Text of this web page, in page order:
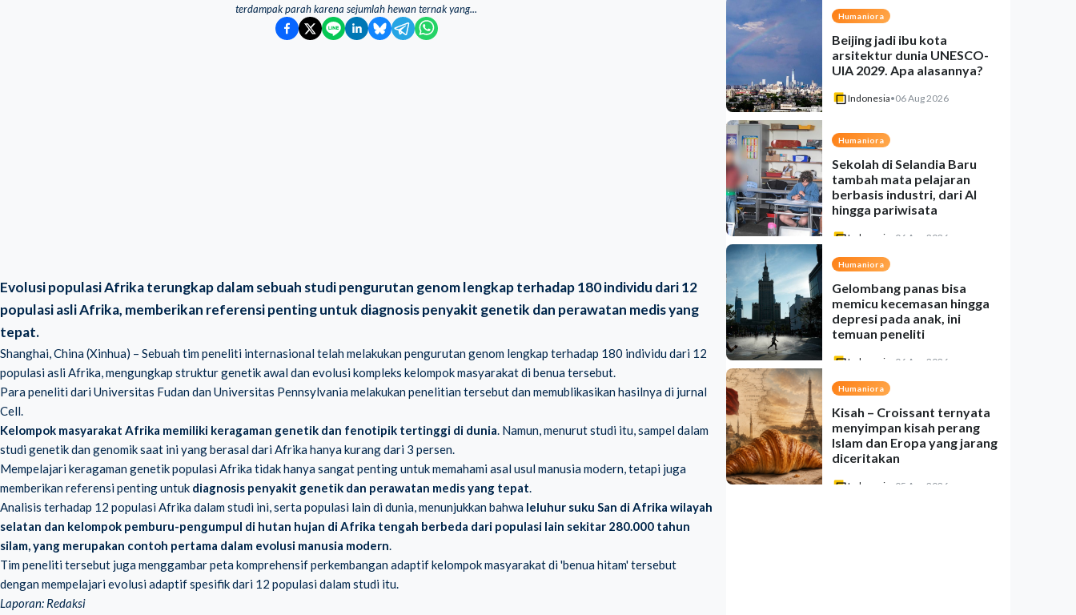
terdampak parah karena sejumlah hewan ternak yang...
Evolusi populasi Afrika terungkap dalam sebuah studi pengurutan genom lengkap terhadap 180 individu dari 12
populasi asli Afrika, memberikan referensi penting untuk diagnosis penyakit genetik dan perawatan medis yang
tepat.
Shanghai, China (Xinhua) – Sebuah tim peneliti internasional telah melakukan pengurutan genom lengkap terhadap 180 individu dari 12
populasi asli Afrika, mengungkap struktur genetik awal dan evolusi kompleks kelompok masyarakat di benua tersebut.
Para peneliti dari Universitas Fudan dan Universitas Pennsylvania melakukan penelitian tersebut dan memublikasikan hasilnya di jurnal
Cell.
Kelompok masyarakat Afrika memiliki keragaman genetik dan fenotipik tertinggi di dunia. Namun, menurut studi itu, sampel dalam
studi genetik dan genomik saat ini yang berasal dari Afrika hanya kurang dari 3 persen.
Mempelajari keragaman genetik populasi Afrika tidak hanya sangat penting untuk memahami asal usul manusia modern, tetapi juga
memberikan referensi penting untuk diagnosis penyakit genetik dan perawatan medis yang tepat.
Analisis terhadap 12 populasi Afrika dalam studi ini, serta populasi lain di dunia, menunjukkan bahwa leluhur suku San di Afrika wilayah
selatan dan kelompok pemburu-pengumpul di hutan hujan di Afrika tengah berbeda dari populasi lain sekitar 280.000 tahun
silam, yang merupakan contoh pertama dalam evolusi manusia modern.
Tim peneliti tersebut juga menggambar peta komprehensif perkembangan adaptif kelompok masyarakat di 'benua hitam' tersebut
dengan mempelajari evolusi adaptif spesifik dari 12 populasi dalam studi itu.
Laporan: Redaksi
Humaniora
Beijing jadi ibu kota
arsitektur dunia UNESCO-
UIA 2029. Apa alasannya?
Indonesia•06 Aug 2026
Humaniora
Sekolah di Selandia Baru
tambah mata pelajaran
berbasis industri, dari AI
hingga pariwisata
Indonesia 06 Aug 2026
Humaniora
Gelombang panas bisa
memicu kecemasan hingga
depresi pada anak, ini
temuan peneliti
Indonesia 06 Aug 2026
Humaniora
Kisah – Croissant ternyata
menyimpan kisah perang
Islam dan Eropa yang jarang
diceritakan
Indonesia 05 Aug 2026